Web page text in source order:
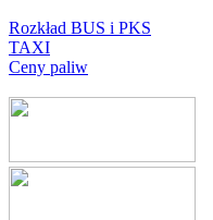
Rozkład BUS i PKS
TAXI
Ceny paliw